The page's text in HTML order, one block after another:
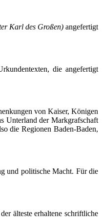
Karl des Großen)angefertigt
die angefertigt
von Kaiser, Königen
Unterland der Markgrafschaft
die Regionen Baden-Baden,
und politische Macht. Für die
älteste erhaltene schriftliche